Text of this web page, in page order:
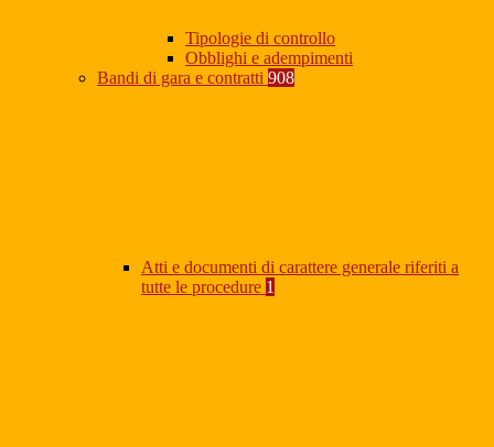
Tipologie di controllo
Obblighi e adempimenti
Bandi di gara e contratti 908
Atti e documenti di carattere generale riferiti a
tutte le procedure 1